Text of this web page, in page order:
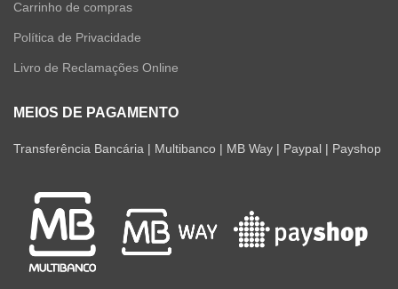
Carrinho de compras
Política de Privacidade
Livro de Reclamações Online
MEIOS DE PAGAMENTO
Transferência Bancária | Multibanco | MB Way | Paypal | Payshop